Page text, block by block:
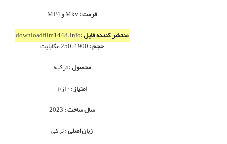
فرمت :Mkv و MP4
منتشر کننده فایل :downloadfilm1448.info
حجم :1900 – 250 مگابایت
محصول :ترکیه
امتیاز :? از۱۰
سال ساخت :
زبان اصلی :ترکی